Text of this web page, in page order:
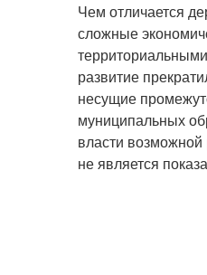
Чем отличается
сложные
развитие
несущие
муниципальных
власти возможной
не является